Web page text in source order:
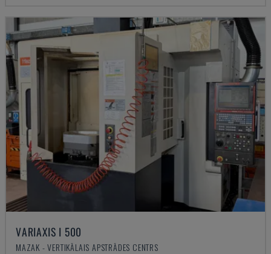
VARIAXIS I 500
MAZAK - VERTIKĀLAIS APSTRĀDES CENTRS